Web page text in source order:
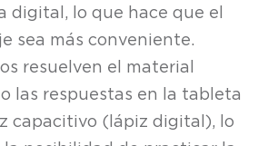
digital, lo que hace que el
sea más conveniente.
resuelven el material
las respuestas en la tableta
capacitivo (lápiz digital), lo